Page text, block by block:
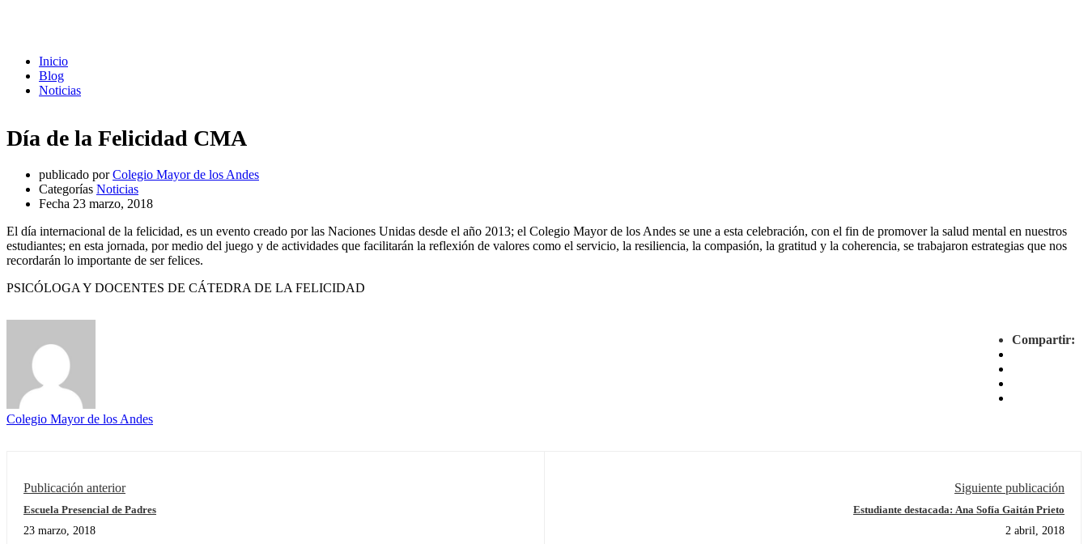
Inicio
Blog
Noticias
Día de la Felicidad CMA
publicado por Colegio Mayor de los Andes
Categorías Noticias
Fecha 23 marzo, 2018
El día internacional de la felicidad, es un evento creado por las Naciones Unidas desde el año 2013; el Colegio Mayor de los Andes se une a esta celebración, con el fin de promover la salud mental en nuestros
estudiantes; en esta jornada, por medio del juego y de actividades que facilitarán la reflexión de valores como el servicio, la resiliencia, la compasión, la gratitud y la coherencia, se trabajaron estrategias que nos
recordarán lo importante de ser felices.
PSICÓLOGA Y DOCENTES DE CÁTEDRA DE LA FELICIDAD
Compartir:
Colegio Mayor de los Andes
Publicación anterior
Escuela Presencial de Padres
23 marzo, 2018
Siguiente publicación
Estudiante destacada: Ana Sofía Gaitán Prieto
2 abril, 2018